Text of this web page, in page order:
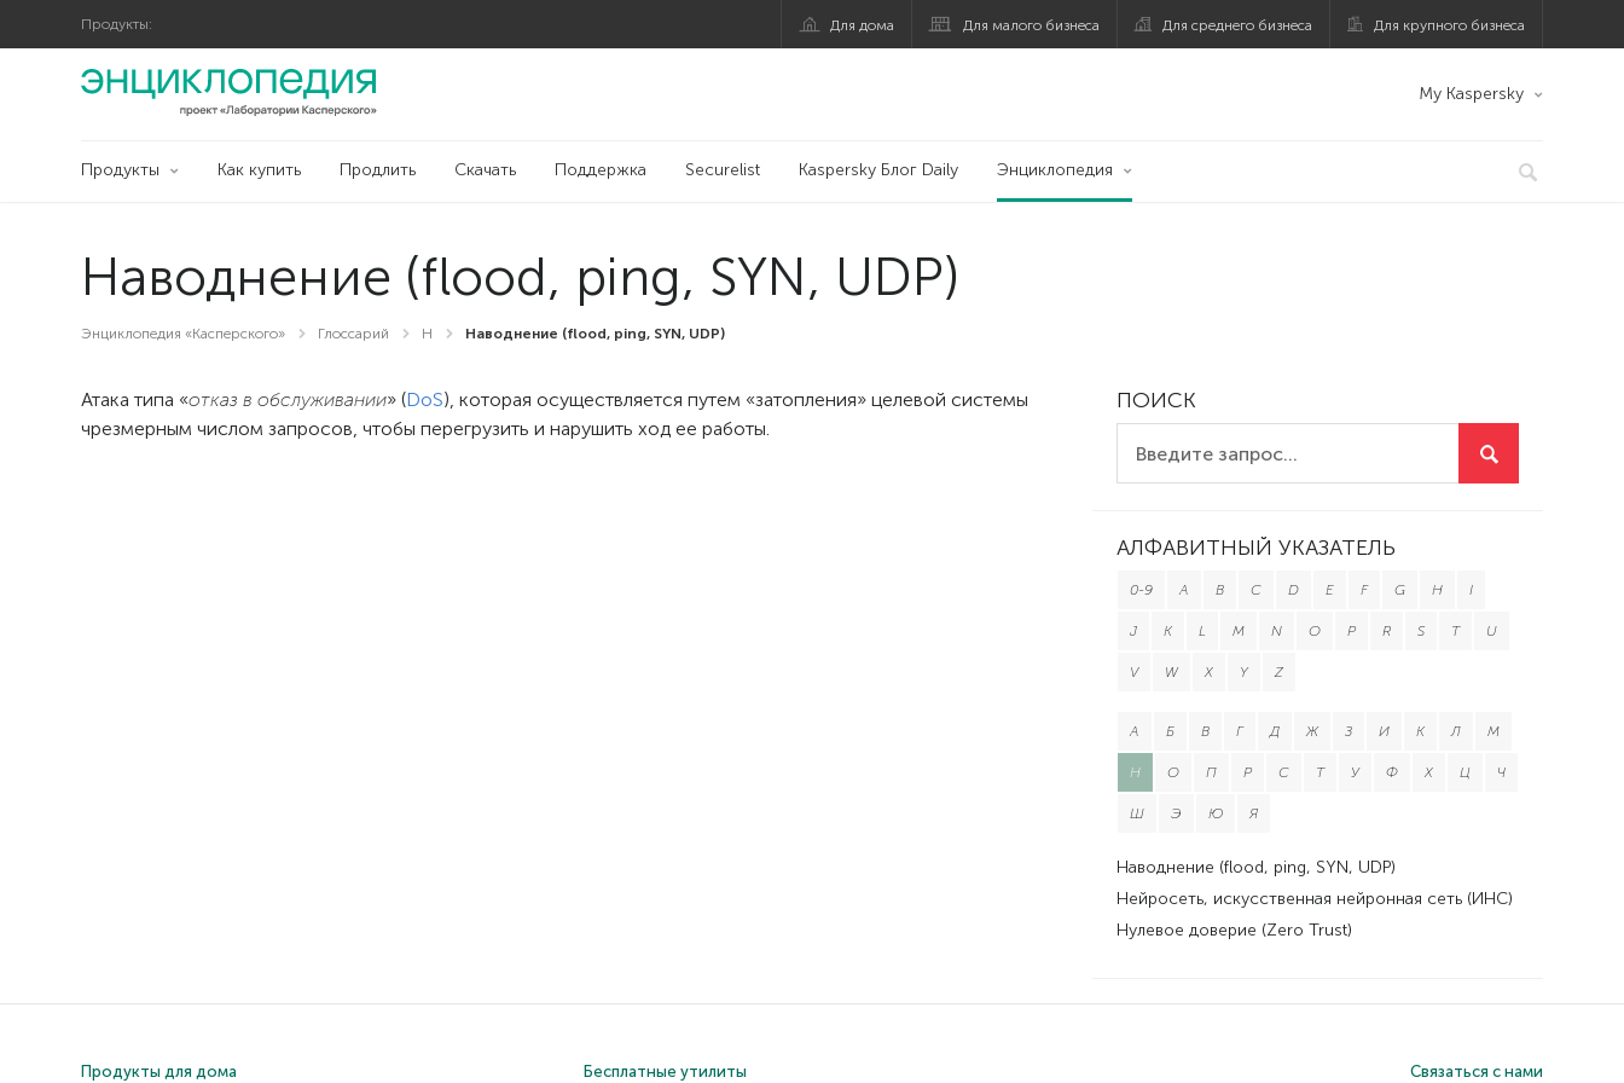
Продукты: Для дома Для малого бизнеса Для среднего бизнеса Для крупного бизнеса
My Kaspersky
Продукты Как купить Продлить Скачать Поддержка Securelist Kaspersky Блог Daily Энциклопедия
Наводнение (flood, ping, SYN, UDP)
Энциклопедия «Касперского» Глоссарий Н Наводнение (flood, ping, SYN, UDP)
Атака типа «отказ в обслуживании» (DoS), которая осуществляется путем «затопления» целевой системы
чрезмерным числом запросов, чтобы перегрузить и нарушить ход ее работы.
ПОИСК
АЛФАВИТНЫЙ УКАЗАТЕЛЬ
0-9 A B C D E F G H I
J K L M N O P R S T U
V W X Y Z
А Б В Г Д Ж З И К Л М
Н О П Р С Т У Ф Х Ц Ч
Ш Э Ю Я
Наводнение (flood, ping, SYN, UDP)
Нейросеть, искусственная нейронная сеть (ИНС)
Нулевое доверие (Zero Trust)
Продукты для дома Бесплатные утилиты Связаться с нами